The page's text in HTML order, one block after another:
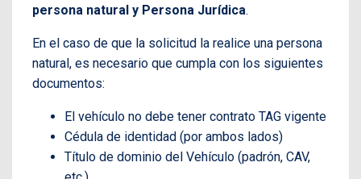
persona natural y Persona Jurídica.
En el caso de que la solicitud la realice una persona
natural, es necesario que cumpla con los siguientes
documentos:
El vehículo no debe tener contrato TAG vigente
Cédula de identidad (por ambos lados)
Título de dominio del Vehículo (padrón, CAV,